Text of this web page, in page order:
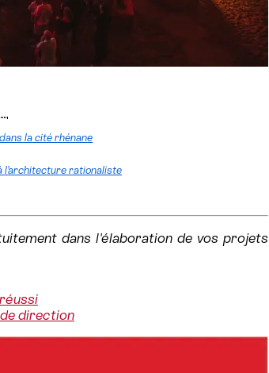
la cité rhénane
l’architecture rationaliste
dans l'élaboration de vos projets
direction